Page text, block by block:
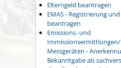
Elterngeld beantragen
EMAS - Registrierung
beantragen
Emissions- und
Messgeräten -
Bekanntgabe als